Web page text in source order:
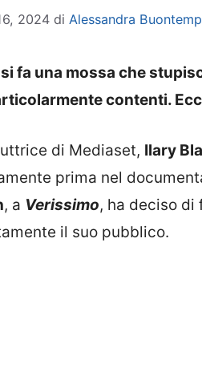
2024 di Alessandra
fa una mossa che
contenti.
di Mediaset, Ilary
prima nel
, a Verissimo, ha deciso di
il suo pubblico.